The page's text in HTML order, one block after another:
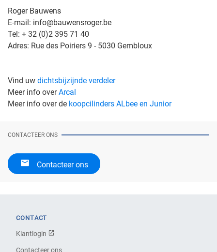
Roger Bauwens
E-mail: info@bauwensroger.be
Tel: + 32 (0)2 395 71 40
Adres: Rue des Poiriers 9 - 5030 Gembloux
Vind uw dichtsbijzijnde verdeler
Meer info overArcal
Meer info over de koopcilinders ALbee en Junior
CONTACTEER ONS
Contacteer ons
CONTACT
Klantlogin
Contacteer ons